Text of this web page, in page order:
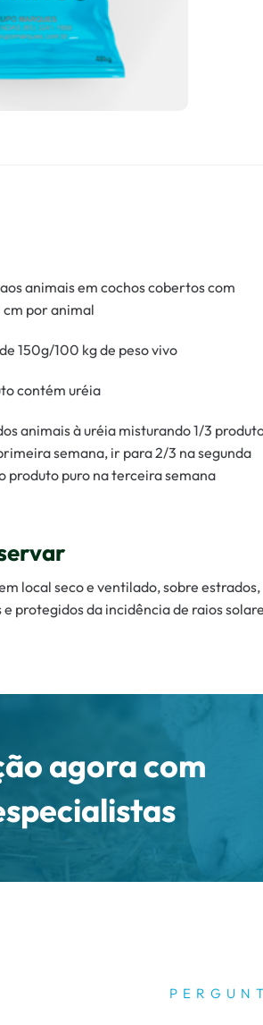
animais em cochos cobertos com
por animal
150g/100 kg de peso vivo
contém uréia
animais à uréia misturando 1/3
semana, ir para 2/3 na segunda
produto puro na terceira semana
local seco e ventilado, sobre estrados,
protegidos da incidência de raios
agora com